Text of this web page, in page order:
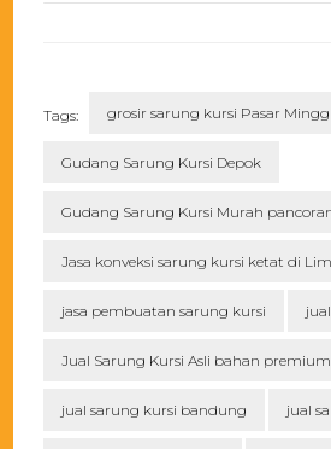
Tags: grosir sarung kursi Pasar
Gudang Sarung Kursi Depok
Gudang Sarung Kursi Murah
Jasa konveksi sarung kursi ketat di
jasa pembuatan sarung kursi
Jual Sarung Kursi Asli bahan
jual sarung kursi bandung jual